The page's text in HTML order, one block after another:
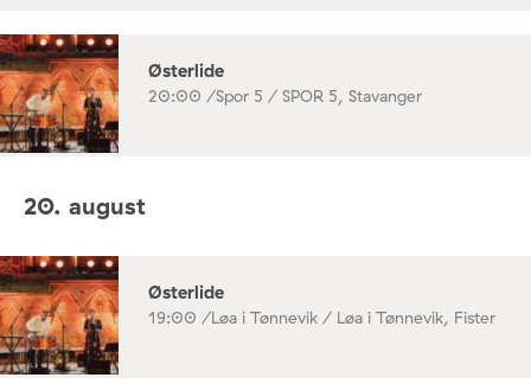
Østerlide
20:00 /Spor 5 / SPOR 5, Stavanger
20. august
Østerlide
19:00 /Løa i Tønnevik / Løa i Tønnevik, Fister